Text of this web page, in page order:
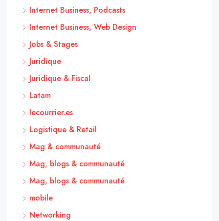
Internet Business, Podcasts
Internet Business, Web Design
Jobs & Stages
Juridique
Juridique & Fiscal
Latam
lecourrier.es
Logistique & Retail
Mag & communauté
Mag, blogs & communauté
Mag, blogs & communauté
mobile
Networking